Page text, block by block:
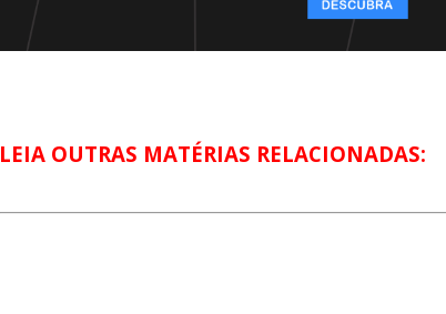
LEIA OUTRAS MATÉRIAS RELACIONADAS: